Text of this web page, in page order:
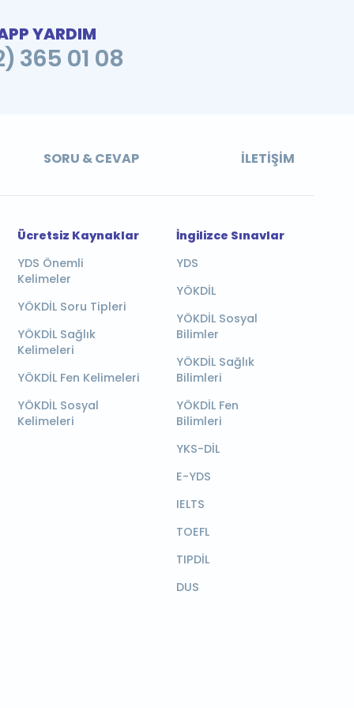
YARDIM
365 01 08
SORU & CEVAP İLETIŞIM
Ücretsiz Kaynaklar
YDS Önemli
Kelimeler
YÖKDİL Soru Tipleri
YÖKDİL Sağlık
Kelimeleri
YÖKDİL Fen Kelimeleri
YÖKDİL Sosyal
Kelimeleri
İngilizce Sınavlar
YDS
YÖKDİL
YÖKDİL Sosyal
Bilimler
YÖKDİL Sağlık
Bilimleri
YÖKDİL Fen
Bilimleri
YKS-DİL
E-YDS
IELTS
TOEFL
TIPDİL
DUS